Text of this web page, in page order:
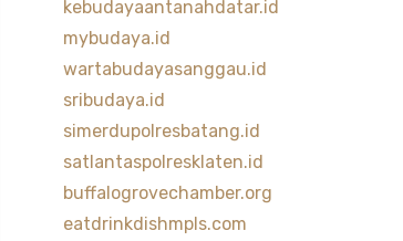
kebudayaantanahdatar.id
mybudaya.id
wartabudayasanggau.id
sribudaya.id
simerdupolresbatang.id
satlantaspolresklaten.id
buffalogrovechamber.org
eatdrinkdishmpls.com